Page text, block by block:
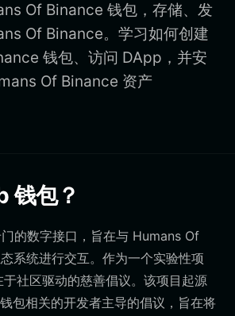
Of Binance 钱包，存储、发
Of Binance。学习如何创建
钱包、访问 DApp，并安
Of Binance 资产
钱包？
的数字接口，旨在与 Humans Of
系统进行交互。作为一个实验性项
社区驱动的慈善倡议。该项目起源
包相关的开发者主导的倡议，旨在将